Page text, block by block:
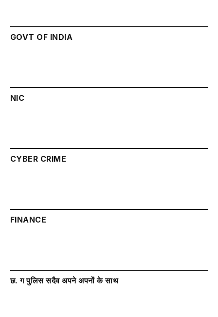
GOVT OF INDIA
NIC
CYBER CRIME
FINANCE
छ. ग पुलिस सदैव अपने अपनों के साथ